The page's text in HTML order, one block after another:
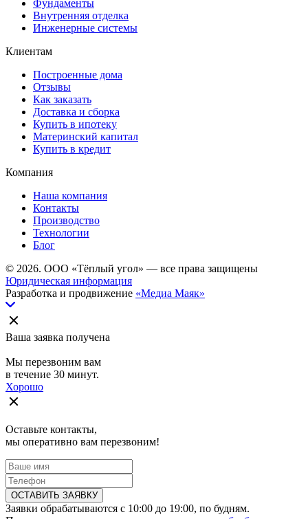
Фундаменты
Внутренняя отделка
Инженерные системы
Клиентам
Построенные дома
Отзывы
Как заказать
Доставка и сборка
Купить в ипотеку
Материнский капитал
Купить в кредит
Компания
Наша компания
Контакты
Производство
Технологии
Блог
© 2026. ООО «Тёплый угол» — все права защищены
Юридическая информация
Разработка и продвижение «Медиа Маяк»
Ваша заявка получена
Мы перезвоним вам
в течение 30 минут.
Хорошо
Оставьте контакты,
мы оперативно вам перезвоним!
ОСТАВИТЬ ЗАЯВКУ
Заявки обрабатываются с 10:00 до 19:00, по будням.